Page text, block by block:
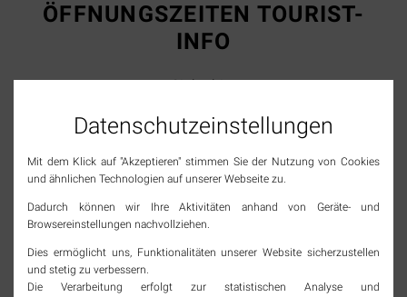
ÖFFNUNGSZEITEN TOURIST-
INFO
Siehe hier
ÖFFNUNGSZEITEN
TSCHAMBERHÖHLE
Siehe hier
SOCIAL MEDIA
Datenschutz­einstellungen
Mit dem Klick auf "Akzeptieren" stimmen Sie der Nutzung von Cookies
und ähnlichen Technologien auf unserer Webseite zu.
Dadurch können wir Ihre Aktivitäten anhand von Geräte- und
Browsereinstellungen nachvollziehen.
Dies ermöglicht uns, Funktionalitäten unserer Website sicherzustellen
und stetig zu verbessern.
Die Verarbeitung erfolgt zur statistischen Analyse und